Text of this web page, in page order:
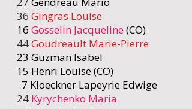
36 Gingras Louise
16 Gosselin Jacqueline (CO)
44Goudreault Marie-Pierre
23 Guzman Isabel
15 Henri Louise (CO)
7 Kloeckner Lapeyrie Edwige
24 Kyrychenko Maria